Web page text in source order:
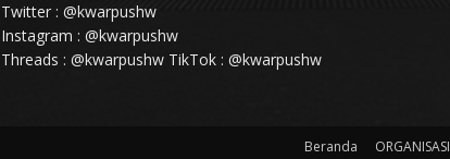
Twitter : @kwarpushw
Instagram : @kwarpushw
Threads : @kwarpushw TikTok : @kwarpushw
Beranda ORGANISASI